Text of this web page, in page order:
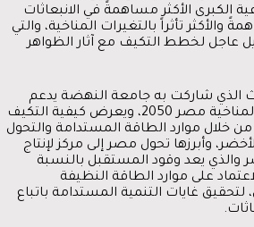
الكبرى الأكثر مساهمةً في الانبعاثات
والأكثر تأثراً بالتغيرات المناخية، والتي
عاجل لخطط التكيف مع آثار الظواهر
الذي شاركت به جامعة النهضة يدعم
الرؤية الوطنية للتغيرات المناخية مصر 2050، ويعرض كيفية التكيف
من خلال موارد الطاقة المستدامة والتحول
وأبرزها تحول مصر إلى مركز لإنتاج
والذي يعد وقود المستقبل بالنسبة
على موارد الطاقة النظيفة
لتحقيق غايات التنمية المستدامة باتباع